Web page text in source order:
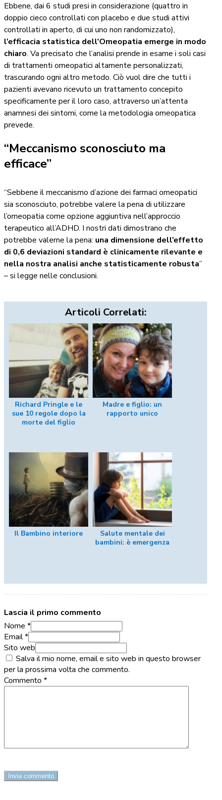
Ebbene, dai 6 studi presi in considerazione (quattro in
doppio cieco controllati con placebo e due studi attivi
controllati in aperto, di cui uno non randomizzato),
l’efficacia statistica dell’Omeopatia emerge in modo
chiaro. Va precisato che l’analisi prende in esame i soli casi
di trattamenti omeopatici altamente personalizzati,
trascurando ogni altro metodo. Ciò vuol dire che tutti i
pazienti avevano ricevuto un trattamento concepito
specificamente per il loro caso, attraverso un’attenta
anamnesi dei sintomi, come la metodologia omeopatica
prevede.
“Meccanismo sconosciuto ma
efficace”
“Sebbene il meccanismo d’azione dei farmaci omeopatici
sia sconosciuto, potrebbe valere la pena di utilizzare
l’omeopatia come opzione aggiuntiva nell’approccio
terapeutico all’ADHD. I nostri dati dimostrano che
potrebbe valerne la pena: una dimensione dell’effetto
di 0,6 deviazioni standard è clinicamente rilevante e
nella nostra analisi anche statisticamente robusta”
– si legge nelle conclusioni.
Articoli Correlati:
Richard Pringle e le
sue 10 regole dopo la
morte del figlio
Madre e figlio: un
rapporto unico
Il Bambino interiore
Salute mentale dei
bambini: è emergenza
Lascia il primo commento
Nome *
Email *
Sito web
Salva il mio nome, email e sito web in questo browser
per la prossima volta che commento.
Commento *